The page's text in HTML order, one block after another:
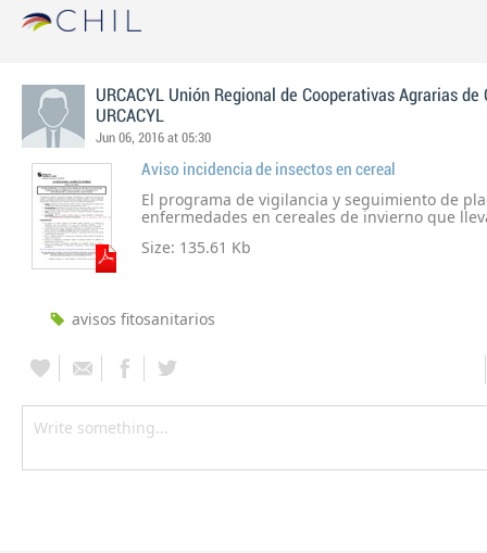
URCACYL Unión Regional de Cooperativas Agrarias
URCACYL
Jun 06, 2016 at 05:30
Aviso incidencia de insectos en cereal
El programa de vigilancia y seguimiento de
enfermedades en cereales de invierno que
León, ha detectado indicios que requieren
Size: 135.61 Kb
avisos fitosanitarios